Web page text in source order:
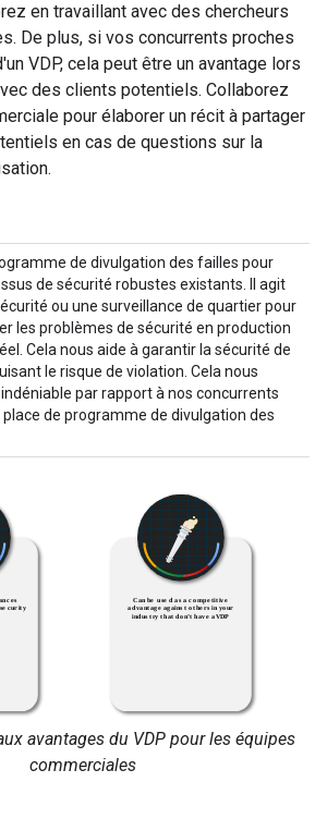
en travaillant avec des chercheurs
De plus, si vos concurrents proches
VDP, cela peut être un avantage lors
des clients potentiels. Collaborez
pour élaborer un récit à partager
en cas de questions sur la
de divulgation des failles pour
de sécurité robustes existants. Il agit
ou une surveillance de quartier pour
les problèmes de sécurité en production
Cela nous aide à garantir la sécurité de
le risque de violation. Cela nous
par rapport à nos concurrents
de programme de divulgation des
avantages du VDP pour les équipes
commerciales